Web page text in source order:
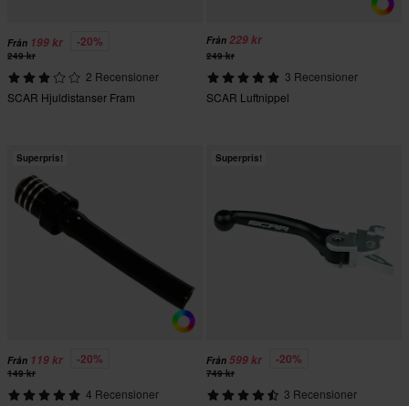
Från 199 kr -20%
249 kr
2 Recensioner
SCAR Hjuldistanser Fram
Från 229 kr
249 kr
3 Recensioner
SCAR Luftnippel
Superpris!
Från 119 kr -20%
149 kr
4 Recensioner
Superpris!
Från 599 kr -20%
749 kr
3 Recensioner